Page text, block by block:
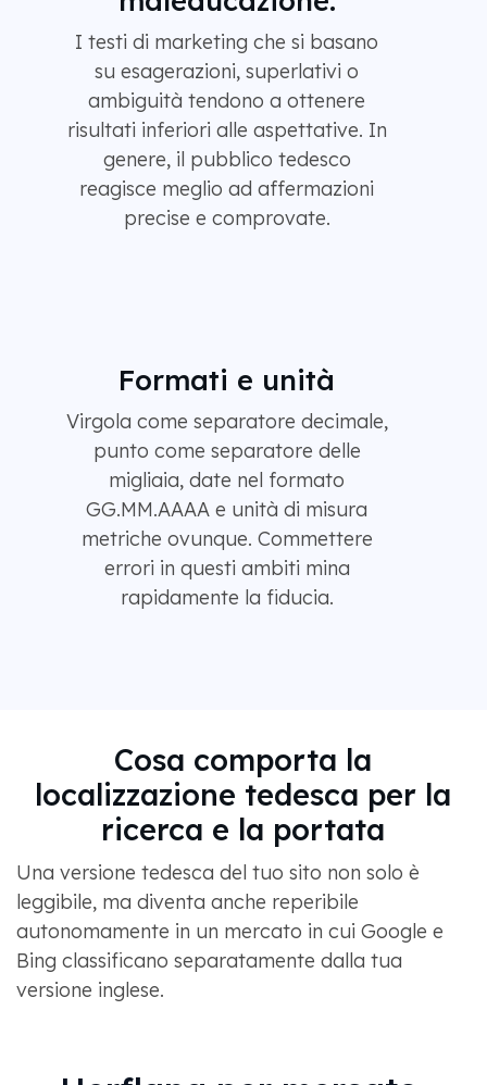
I testi di marketing che si basano
su esagerazioni, superlativi o
ambiguità tendono a ottenere
risultati inferiori alle aspettative. In
genere, il pubblico tedesco
reagisce meglio ad affermazioni
precise e comprovate.
Formati e unità
Virgola come separatore decimale,
punto come separatore delle
migliaia, date nel formato
GG.MM.AAAA e unità di misura
metriche ovunque. Commettere
errori in questi ambiti mina
rapidamente la fiducia.
Cosa comporta la
localizzazione tedesca per la
ricerca e la portata
Una versione tedesca del tuo sito non solo è
leggibile, ma diventa anche reperibile
autonomamente in un mercato in cui Google e
Bing classificano separatamente dalla tua
versione inglese.